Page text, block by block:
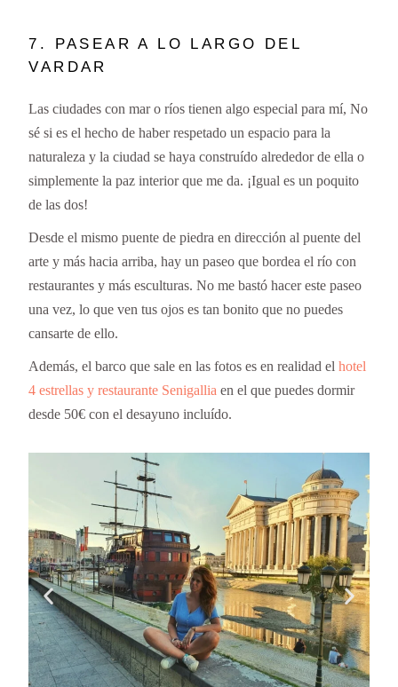
7. PASEAR A LO LARGO DEL
VARDAR
Las ciudades con mar o ríos tienen algo especial para mí, No
sé si es el hecho de haber respetado un espacio para la
naturaleza y la ciudad se haya construído alrededor de ella o
simplemente la paz interior que me da. ¡Igual es un poquito
de las dos!
Desde el mismo puente de piedra en dirección al puente del
arte y más hacia arriba, hay un paseo que bordea el río con
restaurantes y más esculturas. No me bastó hacer este paseo
una vez, lo que ven tus ojos es tan bonito que no puedes
cansarte de ello.
Además, el barco que sale en las fotos es en realidad elhotel
4 estrellas y restaurante Senigalliaen el que puedes dormir
desde 50€ con el desayuno incluído.